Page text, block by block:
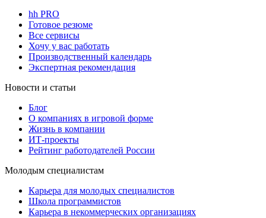
hh PRO
Готовое резюме
Все сервисы
Хочу у вас работать
Производственный календарь
Экспертная рекомендация
Новости и статьи
Блог
О компаниях в игровой форме
Жизнь в компании
ИТ-проекты
Рейтинг работодателей России
Молодым специалистам
Карьера для молодых специалистов
Школа программистов
Карьера в некоммерческих организациях